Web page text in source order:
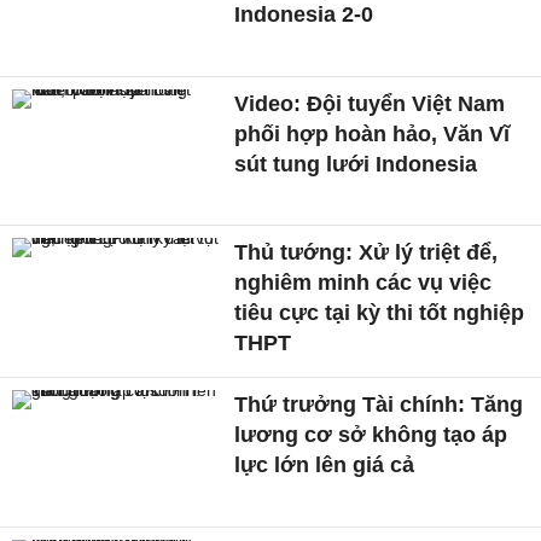
Indonesia 2-0
Video: Đội tuyển Việt Nam
phối hợp hoàn hảo, Văn Vĩ
sút tung lưới Indonesia
Thủ tướng: Xử lý triệt để,
nghiêm minh các vụ việc
tiêu cực tại kỳ thi tốt nghiệp
THPT
Thứ trưởng Tài chính: Tăng
lương cơ sở không tạo áp
lực lớn lên giá cả